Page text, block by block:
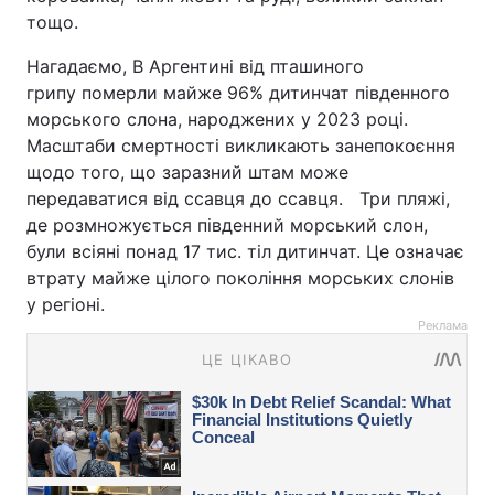
тощо.
Нагадаємо, В Аргентині від пташиного
грипу померли майже 96% дитинчат південного
морського слона, народжених у 2023 році.
Масштаби смертності викликають занепокоєння
щодо того, що заразний штам може
передаватися від ссавця до ссавця. Три пляжі,
де розмножується південний морський слон,
були всіяні понад 17 тис. тіл дитинчат. Це означає
втрату майже цілого покоління морських слонів
у регіоні.
Реклама